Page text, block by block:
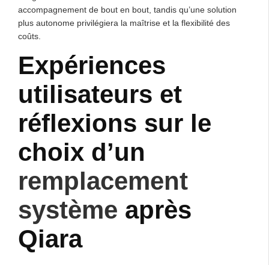
accompagnement de bout en bout, tandis qu’une solution
plus autonome privilégiera la maîtrise et la flexibilité des
coûts.
Expériences
utilisateurs et
réflexions sur le
choix d’un
remplacement
système après
Qiara